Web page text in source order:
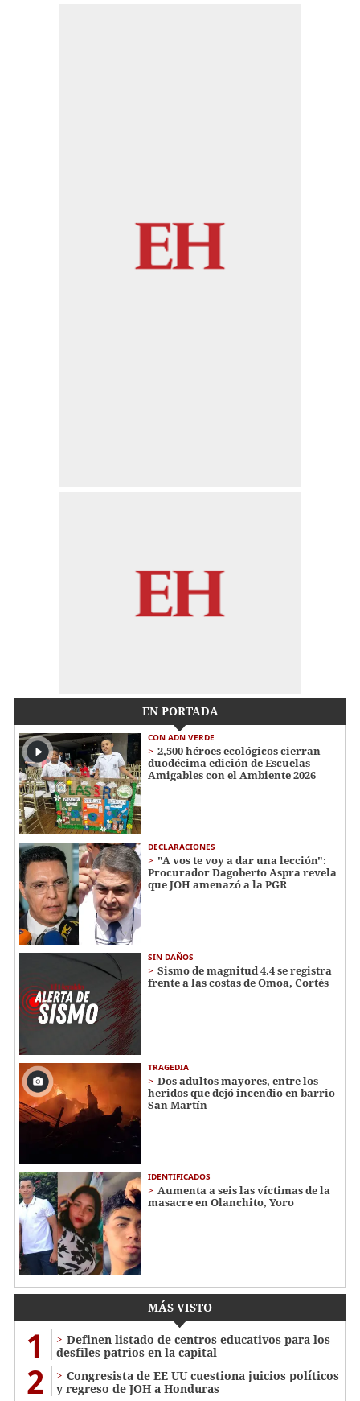
EN PORTADA
CON ADN VERDE
2,500 héroes ecológicos cierran
duodécima edición de Escuelas
Amigables con el Ambiente 2026
DECLARACIONES
"A vos te voy a dar una lección":
Procurador Dagoberto Aspra revela
que JOH amenazó a la PGR
SIN DAÑOS
Sismo de magnitud 4.4 se registra
frente a las costas de Omoa, Cortés
TRAGEDIA
Dos adultos mayores, entre los
heridos que dejó incendio en barrio
San Martín
IDENTIFICADOS
Aumenta a seis las víctimas de la
masacre en Olanchito, Yoro
MÁS VISTO
1
Definen listado de centros educativos para los
desfiles patrios en la capital
2
Congresista de EE UU cuestiona juicios políticos
y regreso de JOH a Honduras